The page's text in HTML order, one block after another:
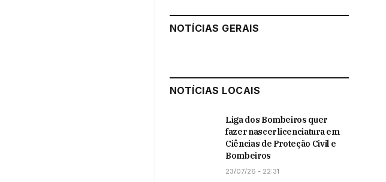
NOTÍCIAS GERAIS
NOTÍCIAS LOCAIS
Liga dos Bombeiros quer
fazer nascer licenciatura em
Ciências de Proteção Civil e
Bombeiros
23/07/26 - 22:31